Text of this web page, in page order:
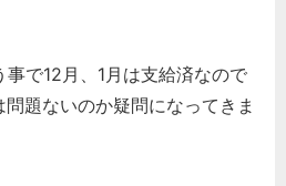
で12月、1月は支給済なので
題ないのか疑問になってきま